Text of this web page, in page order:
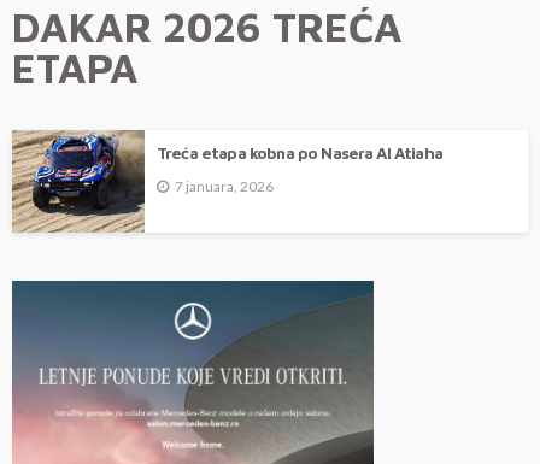
DAKAR 2026 TREĆA
ETAPA
Treća etapa kobna po Nasera Al Atiaha
7 januara, 2026